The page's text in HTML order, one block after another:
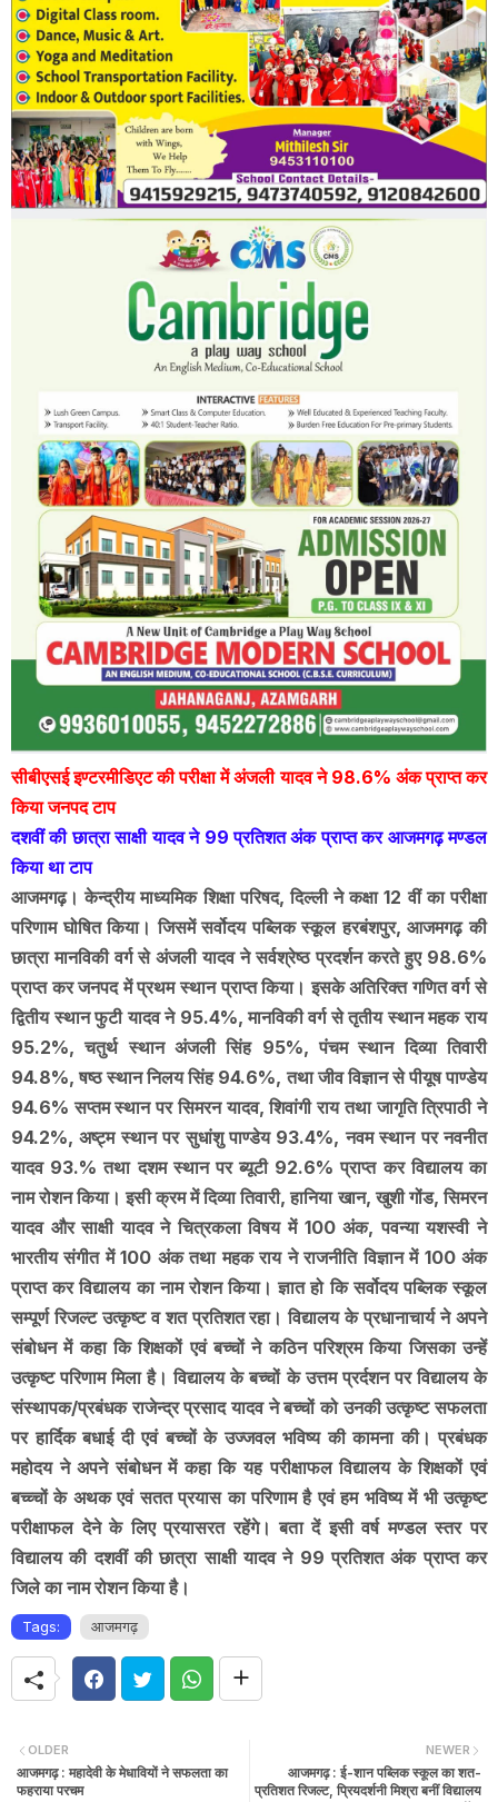
सीबीएसई इण्टरमीडिएट की परीक्षा में अंजली यादव ने 98.6% अंक प्राप्त कर
किया जनपद टाप
दशवीं की छात्रा साक्षी यादव ने 99 प्रतिशत अंक प्राप्त कर आजमगढ़ मण्डल
किया था टाप
आजमगढ़। केन्द्रीय माध्यमिक शिक्षा परिषद, दिल्ली ने कक्षा 12 वीं का परीक्षा
परिणाम घोषित किया। जिसमें सर्वोदय पब्लिक स्कूल हरबंशपुर, आजमगढ़ की
छात्रा मानविकी वर्ग से अंजली यादव ने सर्वश्रेष्ठ प्रदर्शन करते हुए 98.6%
प्राप्त कर जनपद में प्रथम स्थान प्राप्त किया। इसके अतिरिक्त गणित वर्ग से
द्वितीय स्थान फुटी यादव ने 95.4%, मानविकी वर्ग से तृतीय स्थान महक राय
95.2%, चतुर्थ स्थान अंजली सिंह 95%, पंचम स्थान दिव्या तिवारी
94.8%, षष्ठ स्थान निलय सिंह 94.6%, तथा जीव विज्ञान से पीयूष पाण्डेय
94.6% सप्तम स्थान पर सिमरन यादव, शिवांगी राय तथा जागृति त्रिपाठी ने
94.2%, अष्ट्म स्थान पर सुधांशु पाण्डेय 93.4%, नवम स्थान पर नवनीत
यादव 93.% तथा दशम स्थान पर ब्यूटी 92.6% प्राप्त कर विद्यालय का
नाम रोशन किया। इसी क्रम में दिव्या तिवारी, हानिया खान, खुशी गोंड, सिमरन
यादव और साक्षी यादव ने चित्रकला विषय में 100 अंक, पवन्या यशस्वी ने
भारतीय संगीत में 100 अंक तथा महक राय ने राजनीति विज्ञान में 100 अंक
प्राप्त कर विद्यालय का नाम रोशन किया। ज्ञात हो कि सर्वोदय पब्लिक स्कूल
सम्पूर्ण रिजल्ट उत्कृष्ट व शत प्रतिशत रहा। विद्यालय के प्रधानाचार्य ने अपने
संबोधन में कहा कि शिक्षकों एवं बच्चों ने कठिन परिश्रम किया जिसका उन्हें
उत्कृष्ट परिणाम मिला है। विद्यालय के बच्चों के उत्तम प्रर्दशन पर विद्यालय के
संस्थापक/प्रबंधक राजेन्द्र प्रसाद यादव ने बच्चों को उनकी उत्कृष्ट सफलता
पर हार्दिक बधाई दी एवं बच्चों के उज्जवल भविष्य की कामना की। प्रबंधक
महोदय ने अपने संबोधन में कहा कि यह परीक्षाफल विद्यालय के शिक्षकों एवं
बच्च्चों के अथक एवं सतत प्रयास का परिणाम है एवं हम भविष्य में भी उत्कृष्ट
परीक्षाफल देने के लिए प्रयासरत रहेंगे। बता दें इसी वर्ष मण्डल स्तर पर
विद्यालय की दशवीं की छात्रा साक्षी यादव ने 99 प्रतिशत अंक प्राप्त कर
जिले का नाम रोशन किया है।
Tags: आजमगढ़
NEWER
आजमगढ़ : ई-शान पब्लिक स्कूल का शत-
प्रतिशत रिजल्ट, प्रियदर्शनी मिश्रा बनीं विद्यालय
OLDER
आजमगढ़ : महादेवी के मेधावियों ने सफलता का
फहराया परचम